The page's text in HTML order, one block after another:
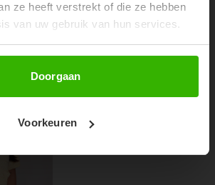
ze heeft verstrekt of die ze hebben
van uw gebruik van hun services.
Doorgaan
Voorkeuren
ARTIKELEN